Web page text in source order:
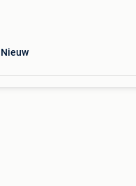
Nieuw